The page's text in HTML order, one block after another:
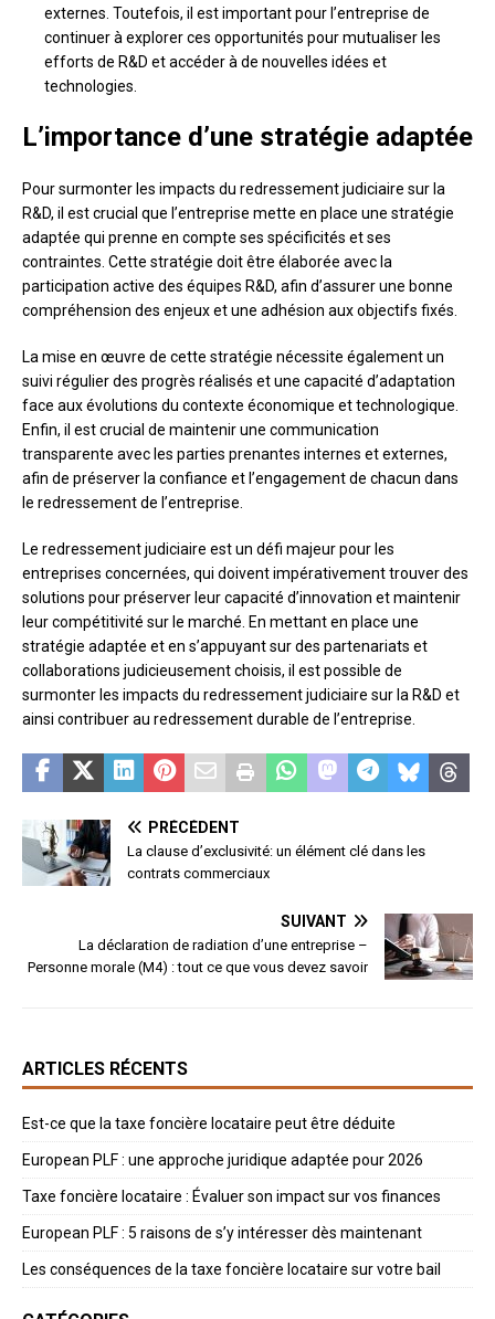
externes. Toutefois, il est important pour l’entreprise de
continuer à explorer ces opportunités pour mutualiser les
efforts de R&D et accéder à de nouvelles idées et
technologies.
L’importance d’une stratégie adaptée
Pour surmonter les impacts du redressement judiciaire sur la
R&D, il est crucial que l’entreprise mette en place une stratégie
adaptée qui prenne en compte ses spécificités et ses
contraintes. Cette stratégie doit être élaborée avec la
participation active des équipes R&D, afin d’assurer une bonne
compréhension des enjeux et une adhésion aux objectifs fixés.
La mise en œuvre de cette stratégie nécessite également un
suivi régulier des progrès réalisés et une capacité d’adaptation
face aux évolutions du contexte économique et technologique.
Enfin, il est crucial de maintenir une communication
transparente avec les parties prenantes internes et externes,
afin de préserver la confiance et l’engagement de chacun dans
le redressement de l’entreprise.
Le redressement judiciaire est un défi majeur pour les
entreprises concernées, qui doivent impérativement trouver des
solutions pour préserver leur capacité d’innovation et maintenir
leur compétitivité sur le marché. En mettant en place une
stratégie adaptée et en s’appuyant sur des partenariats et
collaborations judicieusement choisis, il est possible de
surmonter les impacts du redressement judiciaire sur la R&D et
ainsi contribuer au redressement durable de l’entreprise.
PRÉCÉDENT
La clause d’exclusivité: un élément clé dans les
contrats commerciaux
SUIVANT
La déclaration de radiation d’une entreprise –
Personne morale (M4) : tout ce que vous devez savoir
ARTICLES RÉCENTS
Est-ce que la taxe foncière locataire peut être déduite
European PLF : une approche juridique adaptée pour 2026
Taxe foncière locataire : Évaluer son impact sur vos finances
European PLF : 5 raisons de s’y intéresser dès maintenant
Les conséquences de la taxe foncière locataire sur votre bail